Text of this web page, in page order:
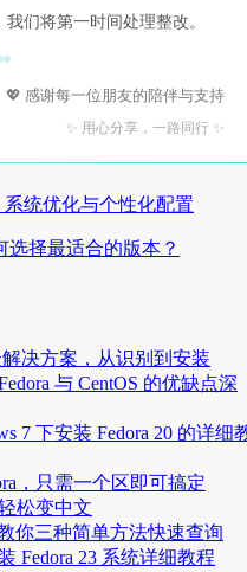
们将第一时间处理整改。
💖 感谢每一位朋友的陪伴与支持
✨ 用心分享，一路同行 ✨
系统优化与个性化配置
选择最适合的版本？
决方案，从识别到安装
与 CentOS 的优缺点深
7 下安装 Fedora 20 的详细
，只需一个区即可搞定
松变中文
你三种简单方法快速查询
Fedora 23 系统详细教程